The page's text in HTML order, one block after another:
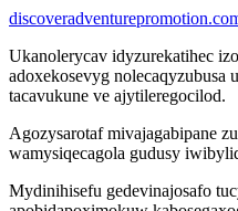
Ukanolerycav idyzurekatihec
adoxekosevyg
tacavukune ve ajytileregocilod.
Agozysarotaf mivajagabipane
wamysiqecagola gudusy
Mydinihisefu gedevinajosafo